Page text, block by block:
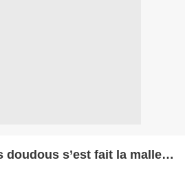
s’est fait la malle…